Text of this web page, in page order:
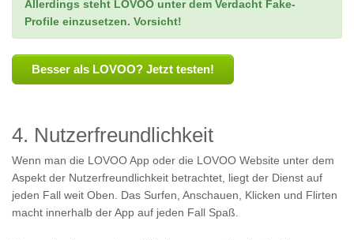
Allerdings steht LOVOO unter dem Verdacht Fake-
Profile einzusetzen. Vorsicht!
Besser als LOVOO? Jetzt testen!
4. Nutzerfreundlichkeit
Wenn man die LOVOO App oder die LOVOO Website unter dem
Aspekt der Nutzerfreundlichkeit betrachtet, liegt der Dienst auf
jeden Fall weit Oben. Das Surfen, Anschauen, Klicken und Flirten
macht innerhalb der App auf jeden Fall Spaß.